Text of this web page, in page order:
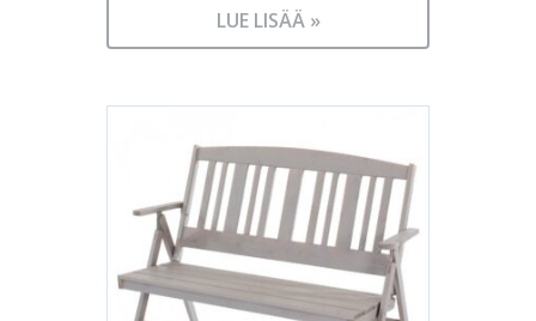
LUE LISÄÄ »